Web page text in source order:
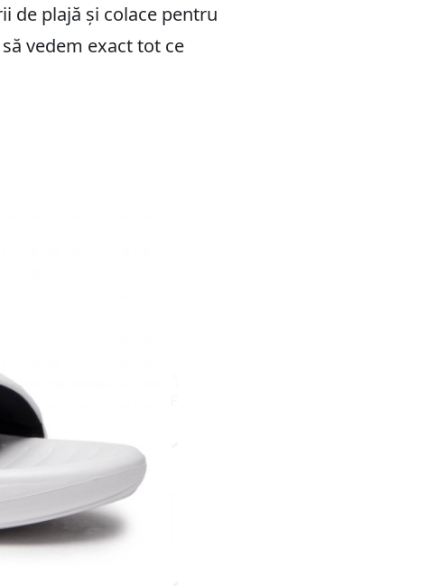
de plajă și colace pentru
vedem exact tot ce